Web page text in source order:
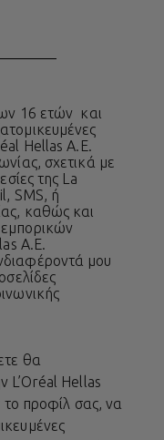
16 ετών και
Hellas A.E.
σχετικά με
της La
SMS, ή
καθώς και
A.E.
μου
θα
L’Oréal Hellas
το προφίλ σας, να